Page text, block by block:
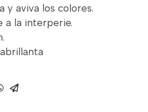
y aviva los colores.
a la interperie.